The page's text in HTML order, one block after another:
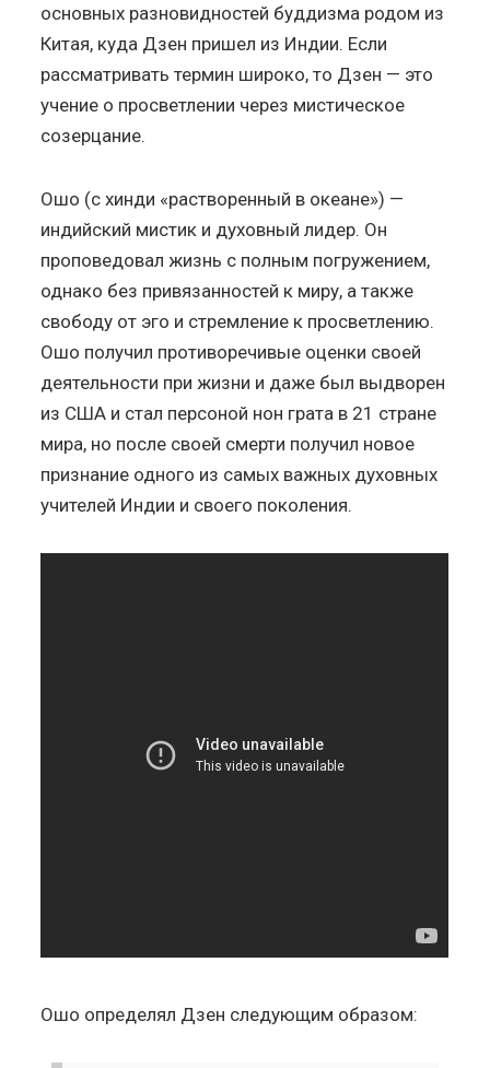
основных разновидностей буддизма родом из
Китая, куда Дзен пришел из Индии. Если
рассматривать термин широко, то Дзен — это
учение о просветлении через мистическое
созерцание.
Ошо (с хинди «растворенный в океане») —
индийский мистик и духовный лидер. Он
проповедовал жизнь с полным погружением,
однако без привязанностей к миру, а также
свободу от эго и стремление к просветлению.
Ошо получил противоречивые оценки своей
деятельности при жизни и даже был выдворен
из США и стал персоной нон грата в 21 стране
мира, но после своей смерти получил новое
признание одного из самых важных духовных
учителей Индии и своего поколения.
Ошо определял Дзен следующим образом: